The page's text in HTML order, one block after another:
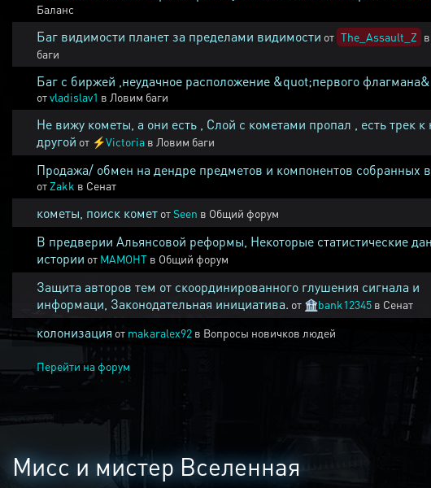
Баланс
Баг видимости планет за пределами видимости от The_Assault_Z в
баги
Баг с биржей ,неудачное расположение &quot;первого
отvladislav1 в Ловим баги
Не вижу кометы, а они есть , Слой с кометами пропал , есть трек к
другой от ⚡Victoria в Ловим баги
Продажа/ обмен на дендре предметов и компонентов собранных
от Zakk в Сенат
кометы, поиск комет отSeen в Общий форум
В предверии Альянсовой реформы, Некоторые статистические
истории от MAMOHT в Общий форум
Защита авторов тем от скоординированного глушения сигнала и
информаци, Законодательная инициатива. от 🏦bank12345 в Сенат
колонизация от makaralex92 в Вопросы новичков людей
Перейти на форум
Мисс и мистер Вселенная